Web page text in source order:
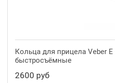
Кольца для прицела Veber E
быстросъёмные
2600 руб